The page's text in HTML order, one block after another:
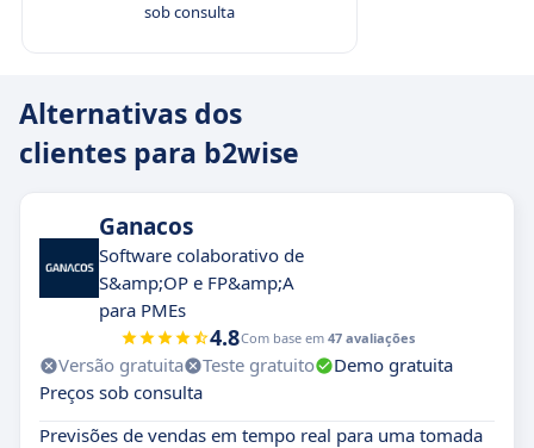
sob consulta
Alternativas dos
clientes para b2wise
Ganacos
Software colaborativo de
S&amp;OP e FP&amp;A
para PMEs
4.8Com base em 47 avaliações
Versão gratuita Teste gratuito
Demo gratuita
Preços sob consulta
Previsões de vendas em tempo real para uma tomada